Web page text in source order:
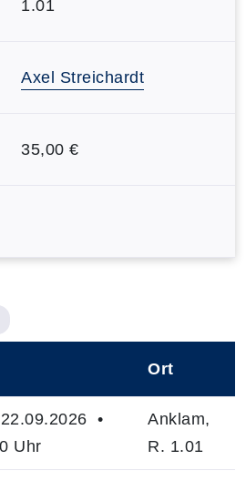
1.01
Axel Streichardt
35,00 €
Ort
•
Uhr
Anklam,
R. 1.01